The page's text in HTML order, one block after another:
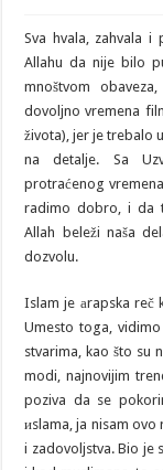
Sva hvala, zahvala i
Allahu da nije bilo
mnoštvom
dovoljno vremena
života), jer je trebalo
na detalje. Sa
protraćenog
radimo dobro, i da
Allah beleži naša
dozvolu.
Islam je аrapska reč
Umesto toga,
stvarima, kao što su
modi, najnovijim
poziva da se
иslama, ja nisam ovo
i zadovoljstva. Bio je